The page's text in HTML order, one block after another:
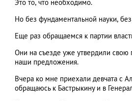
Это то, что необходимо.
Но без фундаментальной науки,
Еще раз обращаемся к партии
Они на съезде уже утвердили
наши предложения.
Вчера ко мне приехали девчата с
обращаюсь к Бастрыкину и в